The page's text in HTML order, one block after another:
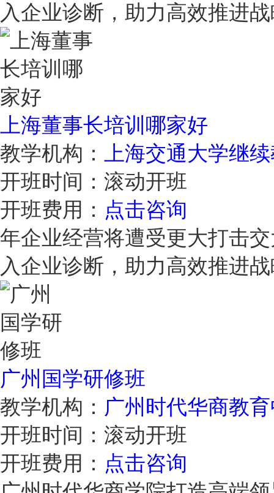
入企业诊断，助力高效推
上海董事长培训哪家好
教学机构：
上海交通大学继
开班时间： 滚动开班
开班费用： 点击咨询
年企业经营将遭受更大打击
入企业诊断，助力高效推
广州国学研修班
教学机构： 广州时代华商教
开班时间： 滚动开班
开班费用： 点击咨询